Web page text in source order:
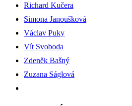
Richard Kučera
Simona Janoušková
Václav Puky
Vít Svoboda
Zdeněk Bašný
Zuzana Ságlová